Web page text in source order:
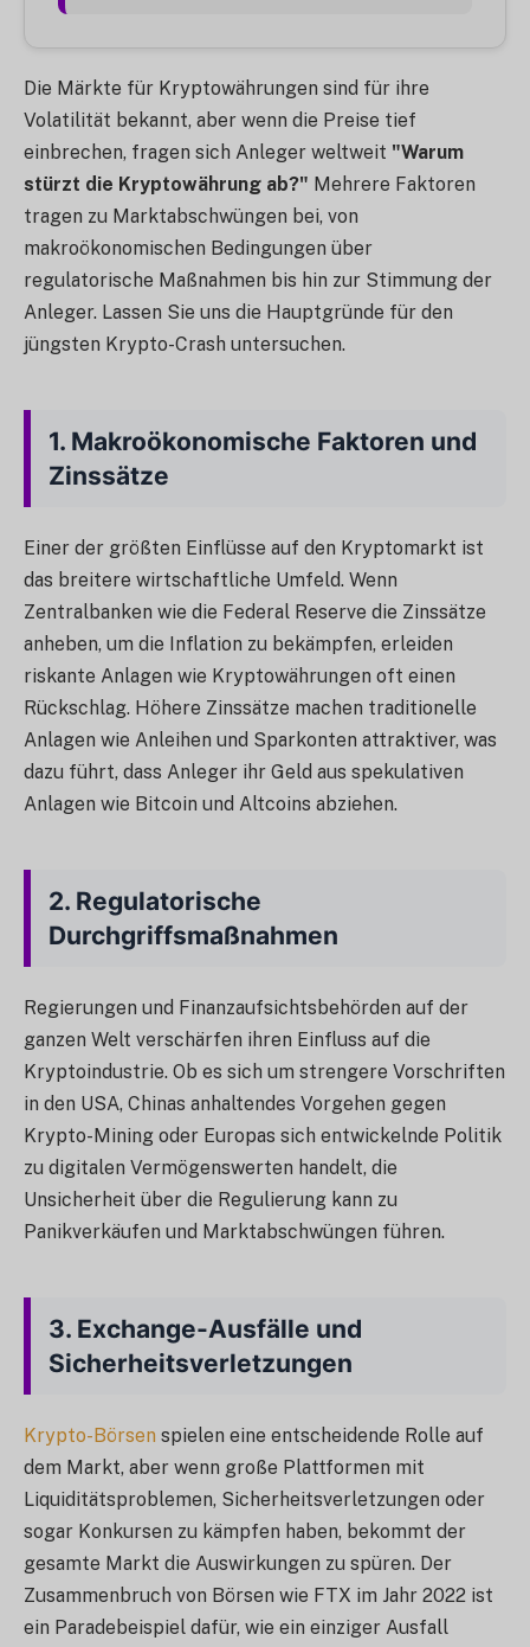
Die Märkte für Kryptowährungen sind für ihre
Volatilität bekannt, aber wenn die Preise tief
einbrechen, fragen sich Anleger weltweit "Warum
stürzt die Kryptowährung ab?" Mehrere Faktoren
tragen zu Marktabschwüngen bei, von
makroökonomischen Bedingungen über
regulatorische Maßnahmen bis hin zur Stimmung der
Anleger. Lassen Sie uns die Hauptgründe für den
jüngsten Krypto-Crash untersuchen.
1. Makroökonomische Faktoren und
Zinssätze
Einer der größten Einflüsse auf den Kryptomarkt ist
das breitere wirtschaftliche Umfeld. Wenn
Zentralbanken wie die Federal Reserve die Zinssätze
anheben, um die Inflation zu bekämpfen, erleiden
riskante Anlagen wie Kryptowährungen oft einen
Rückschlag. Höhere Zinssätze machen traditionelle
Anlagen wie Anleihen und Sparkonten attraktiver, was
dazu führt, dass Anleger ihr Geld aus spekulativen
Anlagen wie Bitcoin und Altcoins abziehen.
2. Regulatorische
Durchgriffsmaßnahmen
Regierungen und Finanzaufsichtsbehörden auf der
ganzen Welt verschärfen ihren Einfluss auf die
Kryptoindustrie. Ob es sich um strengere Vorschriften
in den USA, Chinas anhaltendes Vorgehen gegen
Krypto-Mining oder Europas sich entwickelnde Politik
zu digitalen Vermögenswerten handelt, die
Unsicherheit über die Regulierung kann zu
Panikverkäufen und Marktabschwüngen führen.
3. Exchange-Ausfälle und
Sicherheitsverletzungen
Krypto-Börsen spielen eine entscheidende Rolle auf
dem Markt, aber wenn große Plattformen mit
Liquiditätsproblemen, Sicherheitsverletzungen oder
sogar Konkursen zu kämpfen haben, bekommt der
gesamte Markt die Auswirkungen zu spüren. Der
Zusammenbruch von Börsen wie FTX im Jahr 2022 ist
ein Paradebeispiel dafür, wie ein einziger Ausfall